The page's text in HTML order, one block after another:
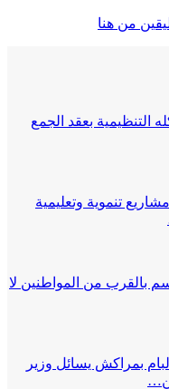
من هنا
التنظيمية بعقد الجمع
تنموية وتعليمية
بالقرب من المواطنين لا
بمراكش يسائل وزير